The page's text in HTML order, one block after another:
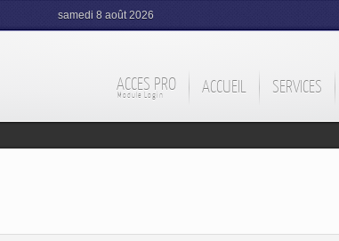
samedi 8 août 2026
ACCES PRO
Module Login ACCUEIL SERVICES